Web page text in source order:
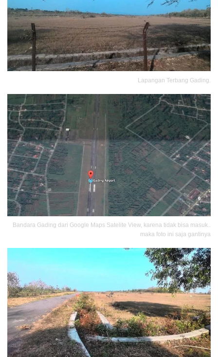
Lapangan Terbang Gading.
Bandara Gading dari Google Maps Satelite View, karena tidak bisa masuk..
maka foto ini saja gantinya